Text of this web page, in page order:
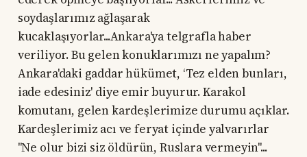
soydaşlarımız ağlaşarak
kucaklaşıyorlar...Ankara'ya telgrafla haber
veriliyor. Bu gelen konuklarımızı ne yapalım?
Ankara'daki gaddar hükümet, ‘Tez elden bunları,
iade edesiniz' diye emir buyurur. Karakol
komutanı, gelen kardeşlerimize durumu açıklar.
Kardeşlerimiz acı ve feryat içinde yalvarırlar
''Ne olur bizi siz öldürün, Ruslara vermeyin''...